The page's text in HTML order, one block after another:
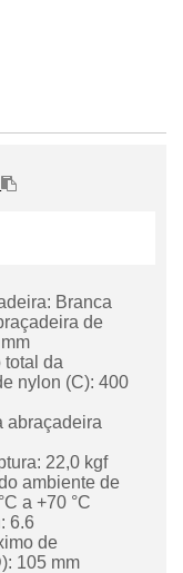
Branca
de
total da
nylon (C): 400
abraçadeira
22,0 kgf
ambiente de
a +70 °C
6.6
de
105 mm